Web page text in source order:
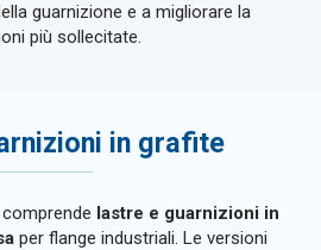
guarnizione e a migliorare la
più sollecitate.
in grafite
comprende lastre e guarnizioni in
per flange industriali. Le versioni